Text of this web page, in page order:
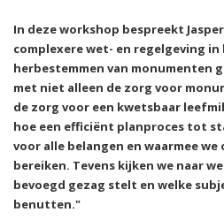
In deze workshop bespreekt
complexere wet- en regelgeving
herbestemmen van monumenten
met niet alleen de zorg voor
de zorg voor een kwetsbaar
hoe een efficiënt planproces tot
voor alle belangen en waarmee
bereiken. Tevens kijken we naar
bevoegd gezag stelt en welke
benutten."